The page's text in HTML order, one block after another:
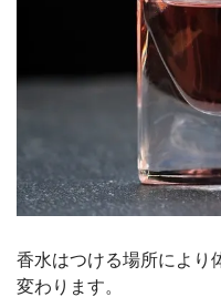
香水はつける場所により
変わります。